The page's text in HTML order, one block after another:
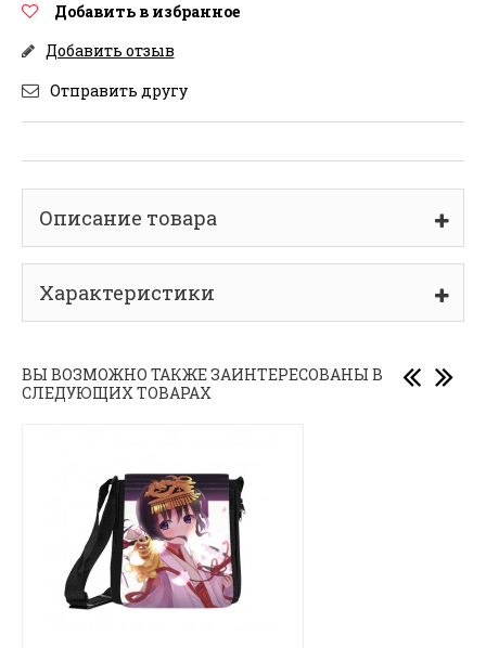
Добавить в избранное
Добавить отзыв
Отправить другу
Описание товара
Характеристики
ВЫ ВОЗМОЖНО ТАКЖЕ ЗАИНТЕРЕСОВАНЫ В
СЛЕДУЮЩИХ ТОВАРАХ